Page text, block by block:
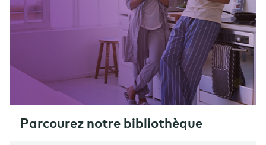
Parcourez notre bibliothèque